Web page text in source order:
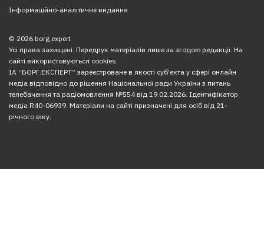
Інформаційно-аналітичне видання
© 2026 borg.expert
Усі права захищені. Передрук матеріалів лише за згодою редакції. На
сайті використовуються cookies.
ІА “БОРГ.ЕКСПЕРТ” зареєстроване в якості суб’єкта у сфері онлайн
медіа відповідно до рішення Національної ради України з питань
телебачення та радіомовлення №554 від 19.02.2026. Ідентифікатор
медіа R40-06939. Матеріали на сайті призначені для осіб від 21-
річного віку.